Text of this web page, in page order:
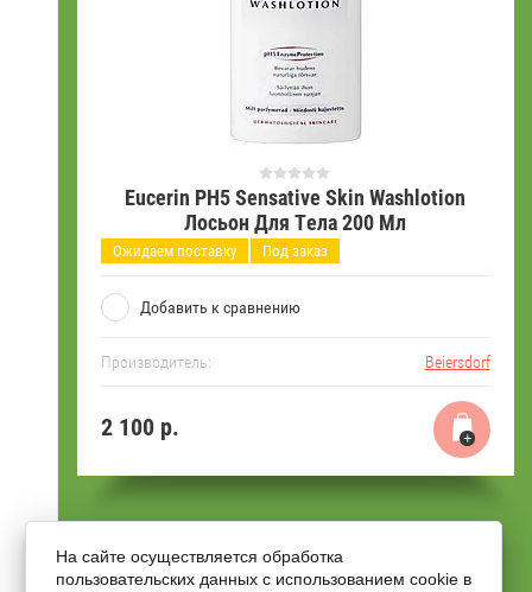
Eucerin PH5 Sensative Skin Washlotion
Лосьон Для Тела 200 Мл
Ожидаем поставку Под заказ
Добавить к сравнению
Производитель: Beiersdorf
2 100р.
На сайте осуществляется обработка
пользовательских данных с использованием cookie в